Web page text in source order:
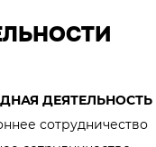
ДЕЯТЕЛЬНОСТЬ
сотрудничество